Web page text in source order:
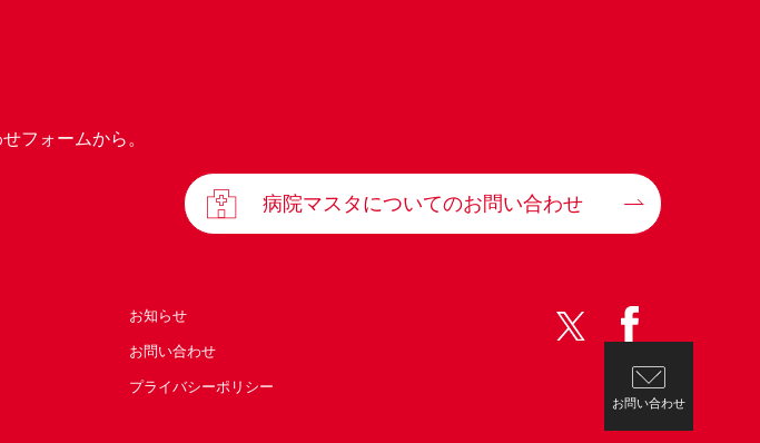
フォームから。
病院マスタについてのお問い合わせ
お知らせ
お問い合わせ
プライバシーポリシー
お問い合わせ